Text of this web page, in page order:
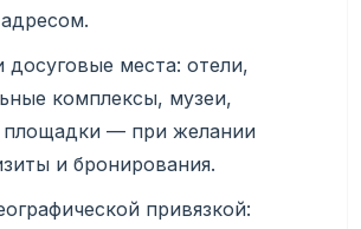
досуговые места: отели,
комплексы, музеи,
площадки — при желании
и бронирования.
привязкой: